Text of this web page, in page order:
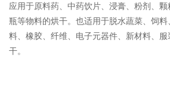
应用于原料药、中药饮片、浸膏、粉剂、
瓶等物料的烘干。也适用于脱水蔬菜、饲
料、橡胶、纤维、电子元器件、新材料、
干。